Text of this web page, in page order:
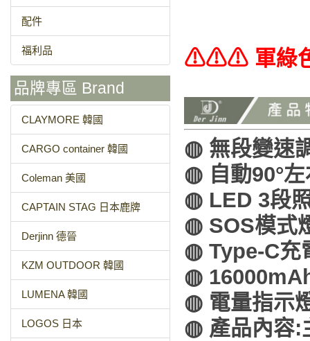
配件
福利品
品牌專區 Brand
CLAYMORE 韓國
CARGO container 韓國
Coleman 美國
CAPTAIN STAG 日本鹿牌
Derjinn 德晉
KZM OUTDOOR 韓國
LUMENA 韓國
LOGOS 日本
⚠︎⚠︎⚠︎ 軍綠
◍ 無段變速
◍ 自動90°
◍ LED 3段
◍ SOS模式
◍ Type-C充
◍
◍ 電量指示
◍ 產品內容: